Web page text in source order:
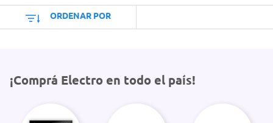
ORDENAR POR
¡Comprá Electro en todo el país!
Cerveza
Doves